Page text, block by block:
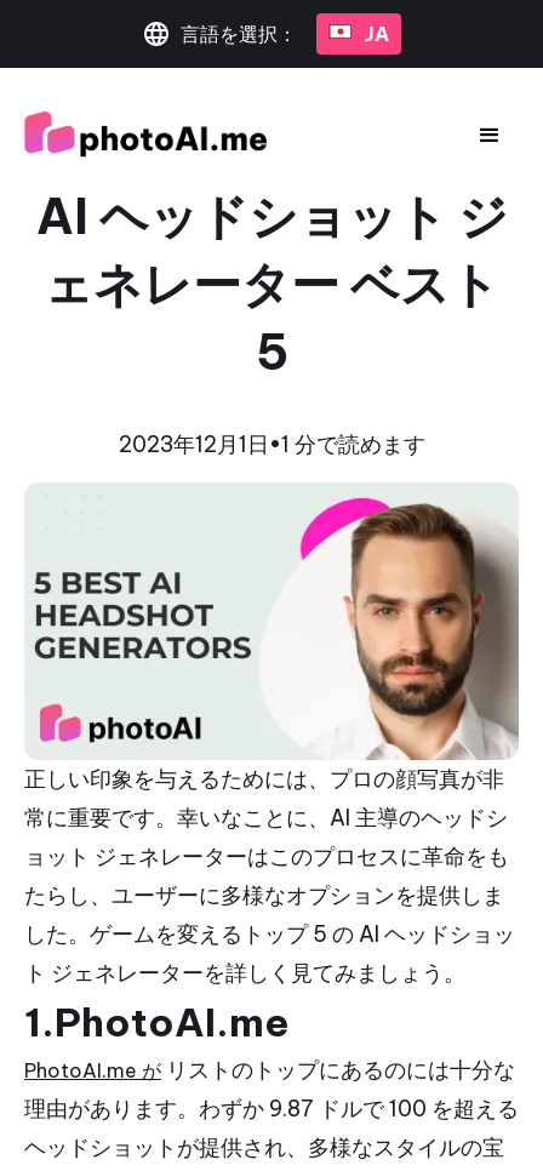
言語を選択： JA
AI ヘッドショット ジ
ェネレーター ベスト
5
2023年12月1日 •1 分で読めます
正しい印象を与えるためには、プロの顔写真が非
常に重要です。幸いなことに、AI 主導のヘッドシ
ョット ジェネレーターはこのプロセスに革命をも
たらし、ユーザーに多様なオプションを提供しま
した。ゲームを変えるトップ 5 の AI ヘッドショッ
ト ジェネレーターを詳しく見てみましょう。
1.PhotoAI.me
PhotoAI.me が リストのトップにあるのには十分な
理由があります。わずか 9.87 ドルで 100 を超える
ヘッドショットが提供され、多様なスタイルの宝